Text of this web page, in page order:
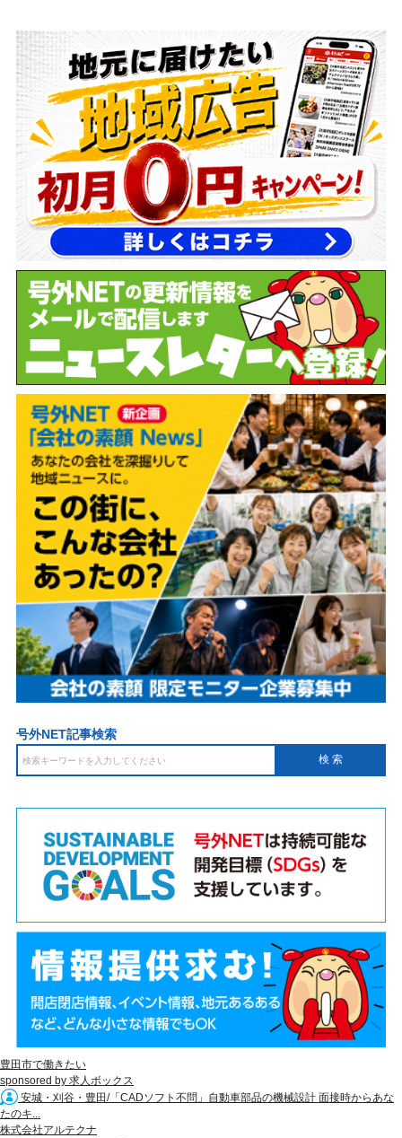
号外NET記事検索
豊田市で働きたい
sponsored by 求人ボックス
安城・刈谷・豊田/「CADソフト不問」自動車部品の機械設計 面接時からあな
たのキ...
株式会社アルテクナ